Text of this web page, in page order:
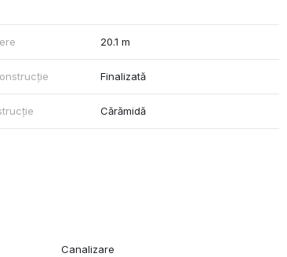
20.1 m
Finalizată
Cărămidă
Canalizare